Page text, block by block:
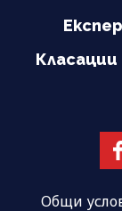
Класации
Общи